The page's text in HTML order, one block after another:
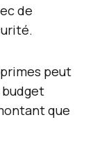
de
peut
que